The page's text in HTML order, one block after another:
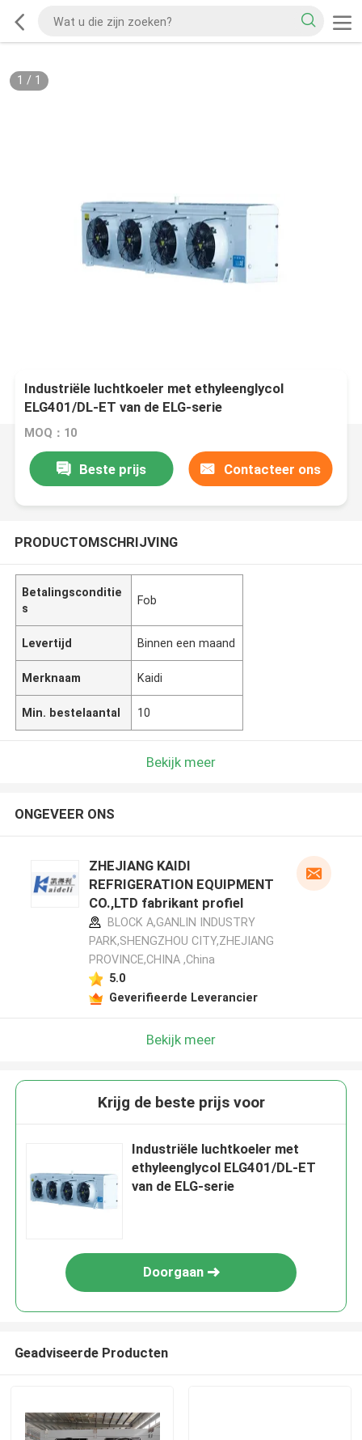
1 / 1
Industriële luchtkoeler met ethyleenglycol
ELG401/DL-ET van de ELG-serie
MOQ：10
Beste prijs Contacteer ons
PRODUCTOMSCHRIJVING
Betalingsconditie
s
Fob
Levertijd Binnen een maand
Merknaam Kaidi
Min. bestelaantal 10
Bekijk meer
ONGEVEER ONS
ZHEJIANG KAIDI
REFRIGERATION EQUIPMENT
CO.,LTD fabrikant profiel
BLOCK A,GANLIN INDUSTRY
PARK,SHENGZHOU CITY,ZHEJIANG
PROVINCE,CHINA ,China
5.0
Geverifieerde Leverancier
Bekijk meer
Krijg de beste prijs voor
Industriële luchtkoeler met
ethyleenglycol ELG401/DL-ET
van de ELG-serie
Doorgaan
Geadviseerde Producten